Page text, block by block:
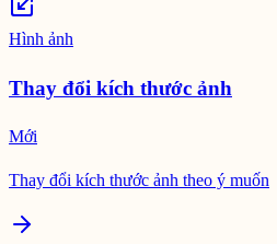
Hình ảnh
Thay đổi kích thước ảnh
Mới
Thay đổi kích thước ảnh theo ý muốn